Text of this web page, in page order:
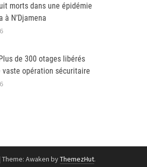
morts dans une épidémie
à N’Djamena
de 300 otages libérés
vaste opération sécuritaire
Theme: Awaken byThemezHut.